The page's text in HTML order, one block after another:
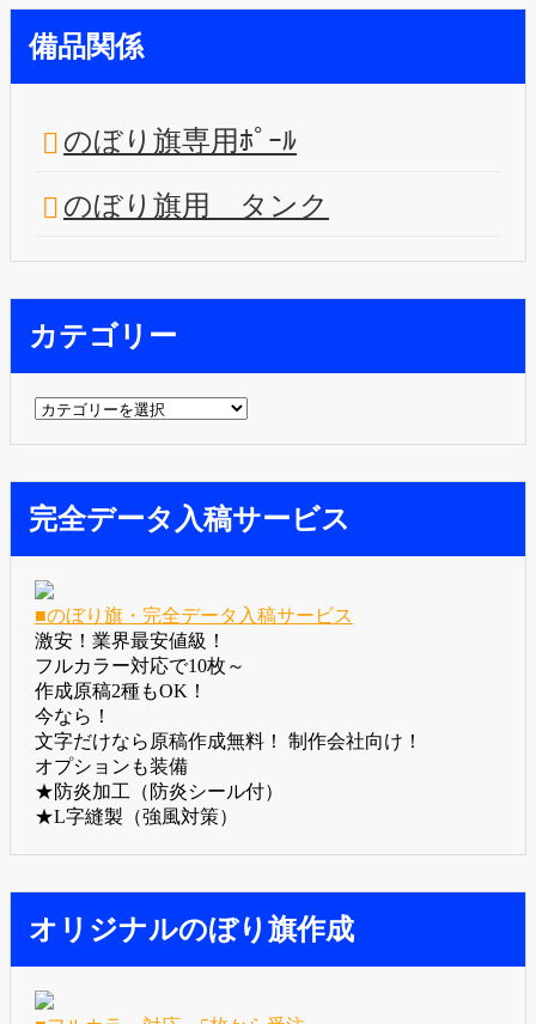
備品関係
のぼり旗専用ﾎﾟｰﾙ
のぼり旗用 タンク
カテゴリー
カ
リ
ー
完全データ入稿サービス
■のぼり旗・完全データ入稿サービス
激安！業界最安値級！
フルカラー対応で10枚～
作成原稿2種もOK！
今なら！
文字だけなら原稿作成無料！ 制作会社向け！
オプションも装備
★防炎加工（防炎シール付）
★L字縫製（強風対策）
オリジナルのぼり旗作成